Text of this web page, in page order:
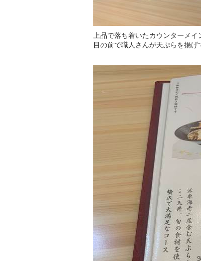
上品で落ち着いたカウンターメイ
目の前で職人さんが天ぷらを揚げ